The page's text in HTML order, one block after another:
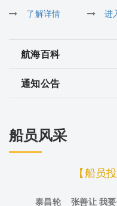
了解详情 进
航海百科
通知公告
船员风采
【船员
泰昌轮 张善让 我要